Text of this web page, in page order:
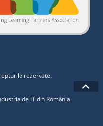
rezervate.
de IT din România.